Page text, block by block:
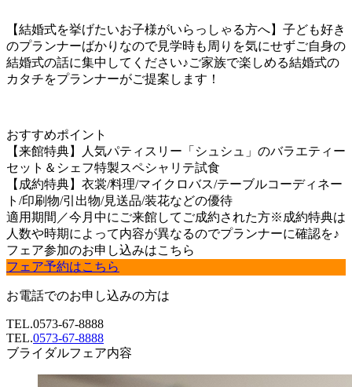
【結婚式を挙げたいお子様がいらっしゃる方へ】子ども好き
のプランナーばかりなので見学時も周りを気にせずご自身の
結婚式の話に集中してください♪ご家族で楽しめる結婚式の
カタチをプランナーがご提案します！
おすすめポイント
【来館特典】人気パティスリー「シュシュ」のバラエティー
セット＆シェフ特製スペシャリテ試食
【成約特典】衣裳/料理/マイクロバス/テーブルコーディネー
ト/印刷物/引出物/見送品/装花などの優待
適用期間／今月中にご来館してご成約された方※成約特典は
人数や時期によって内容が異なるのでプランナーに確認を♪
フェア参加のお申し込みはこちら
フェア予約はこちら
お電話でのお申し込みの方は
TEL.0573-67-8888
TEL.0573-67-8888
ブライダルフェア内容